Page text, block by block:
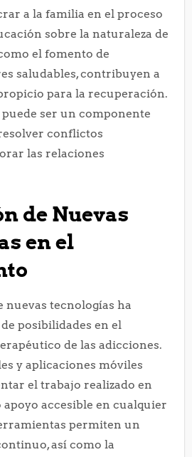
a la familia en el proceso
sobre la naturaleza de
el fomento de
saludables, contribuyen a
para la recuperación.
ser un componente
conflictos
las relaciones
de Nuevas
en el
nuevas tecnologías ha
posibilidades en el
de las adicciones.
y aplicaciones móviles
el trabajo realizado en
accesible en cualquier
permiten un
así como la